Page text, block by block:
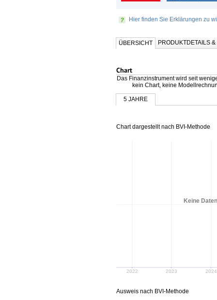
Hier finden Sie Erklärungen zu
ÜBERSICHT PRODUKTDETAILS
Chart
Das Finanzinstrument wird seit
kein Chart, keine
5 JAHRE
Chart dargestellt nach BVI-Methode
2022 2023 2024
Keine
Ausweis nach BVI-Methode